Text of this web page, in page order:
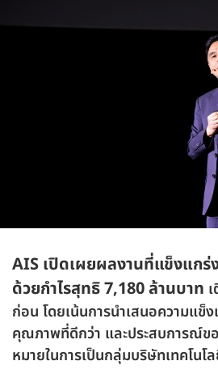
AIS เปิดเผยผลงานที่แข็งแกร่
ด้วยกำไรสุทธิ 7,180 ล้านบาท
ก่อน โดยเน้นการนำเสนอความแข็
คุณภาพที่ดีกว่า และประสบการณ์ข
หมายในการเป็นกลุ่มบริษัทเทคโน